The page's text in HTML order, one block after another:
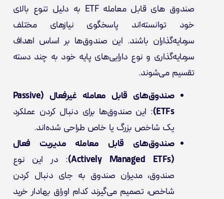
صندوق‌ های قابل معامله ETF به دلیل تنوع بالای
خود توانسته‌اند پاسخگوی نیازهای مختلف
سرمایه‌گذاران باشند. این صندوق‌ها بر اساس اهداف
سرمایه‌گذاری و نوع دارایی‌های پایه خود به چند دسته
تقسیم می‌شوند.
صندوق‌های قابل معامله غیرفعال (Passive
ETFs) : این صندوق‌ها برای دنبال کردن عملکرد
یک شاخص بزرگ یا خاص طراحی شده‌اند.
صندوق‌های قابل معامله مدیریت فعال
(Actively Managed ETFs)
: در این نوع
صندوق، مدیران صندوق به جای دنبال کردن
شاخص، تصمیم می‌گیرند کدام اوراق بهادار خرید